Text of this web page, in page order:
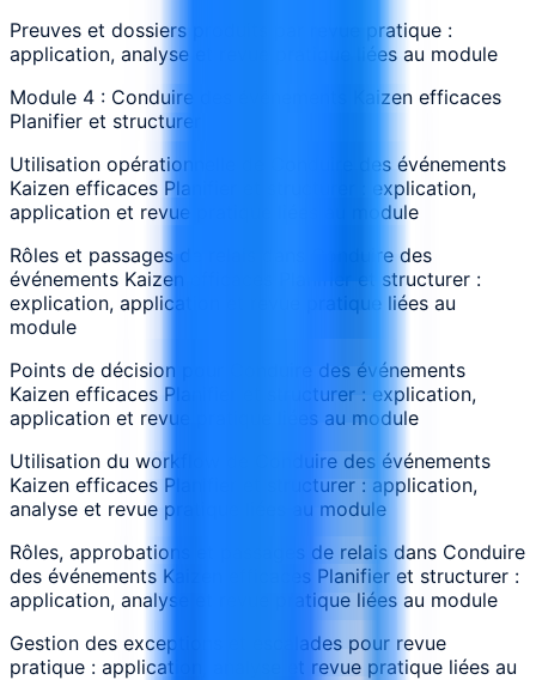
Preuves et dossiers produits par revue pratique :
application, analyse et revue pratique liées au module
Module 4 : Conduire des événements Kaizen efficaces
Planifier et structurer
Utilisation opérationnelle de Conduire des événements
Kaizen efficaces Planifier et structurer : explication,
application et revue pratique liées au module
Rôles et passages de relais dans Conduire des
événements Kaizen efficaces Planifier et structurer :
explication, application et revue pratique liées au
module
Points de décision pour Conduire des événements
Kaizen efficaces Planifier et structurer : explication,
application et revue pratique liées au module
Utilisation du workflow de Conduire des événements
Kaizen efficaces Planifier et structurer : application,
analyse et revue pratique liées au module
Rôles, approbations et passages de relais dans Conduire
des événements Kaizen efficaces Planifier et structurer :
application, analyse et revue pratique liées au module
Gestion des exceptions et escalades pour revue
pratique : application, analyse et revue pratique liées au